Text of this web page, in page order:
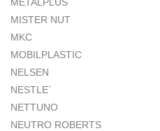
MISTER NUT
MKC
MOBILPLASTIC
NELSEN
NESTLE`
NETTUNO
NEUTRO ROBERTS